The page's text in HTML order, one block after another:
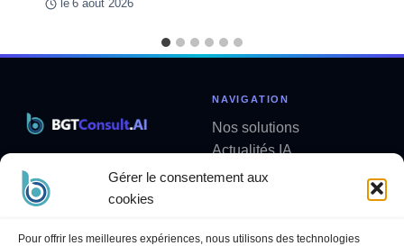
Gérer le consentement aux
cookies
Pour offrir les meilleures expériences, nous utilisons des technologies
le 6 août 2026
contact@bgtconsult.ai
NAVIGATION
Nos solutions
Actualités IA
Analyses
LÉGAL SUIVEZ-NOUS